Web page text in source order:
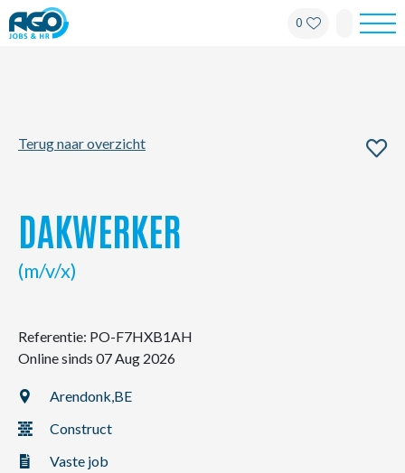
0
Contact
NL FR EN
Terug naar overzicht
DAKWERKER
(m/v/x)
Referentie: PO-F7HXB1AH
Online sinds 07 Aug 2026
Arendonk,BE
Construct
Vaste job